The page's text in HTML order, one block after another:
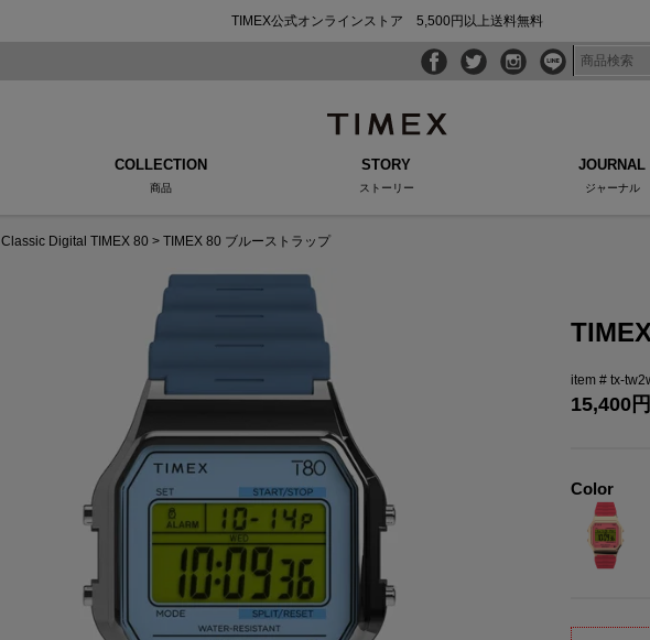
TIMEX公式オンラインストア 5,500円以上送料無料
COLLECTION
商品
STORY
ストーリー
JOURNAL
ジャーナル
Classic Digital TIMEX 80 TIMEX 80 ブルーストラップ
tx-
15,400
Color